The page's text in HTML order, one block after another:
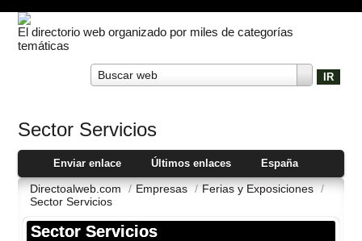
El directorio web organizado por miles de categorías
temáticas
Buscar web
Sector Servicios
Enviar enlace Últimos enlaces España
Directoalweb.com / Empresas / Ferias y Exposiciones /
Sector Servicios
Sector Servicios